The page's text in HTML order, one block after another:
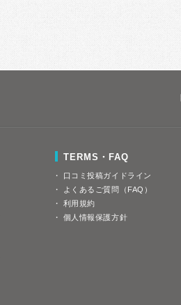
TERMS・FAQ
口コミ投稿ガイドライン
よくあるご質問（FAQ）
利用規約
個人情報保護方針